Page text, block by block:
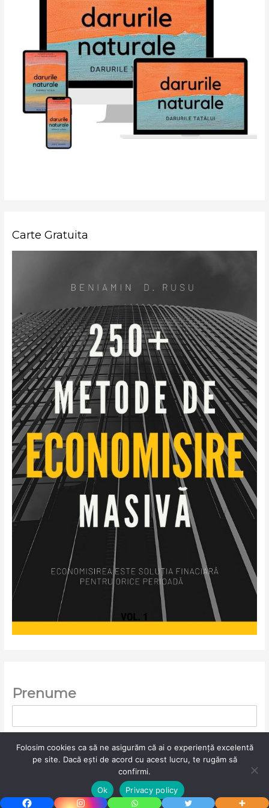
Carte Gratuita
Prenume
Nume
Ai nevoie de ajutor?
1
Folosim cookies ca să ne asigurăm că ai o experiență excelentă
pe site. Dacă ești de acord cu acest lucru, te rugăm să
confirmi.
Ok
Privacy policy